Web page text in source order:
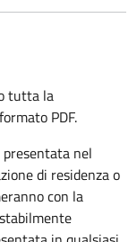
tutta la
PDF.
presentata nel
di residenza o
con la